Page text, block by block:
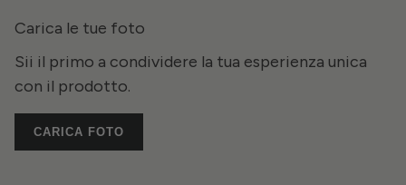
Carica le tue foto
Sii il primo a condividere la tua esperienza unica
con il prodotto.
CARICA FOTO